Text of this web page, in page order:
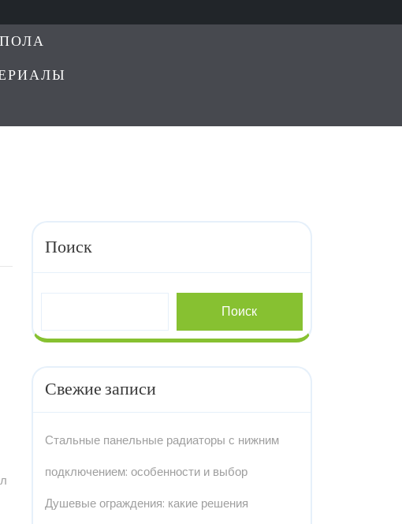
Поиск
Поиск
Свежие записи
Стальные панельные радиаторы с нижним
подключением: особенности и выбор
Душевые ограждения: какие решения